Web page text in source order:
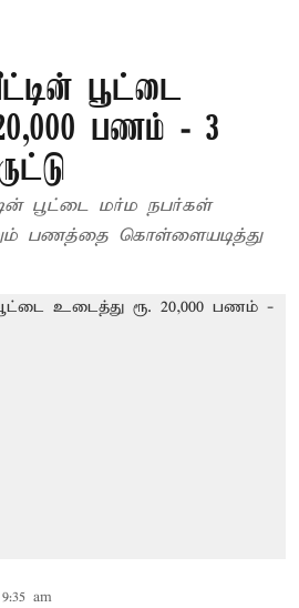
பூட்டை
பணம் - 3
பூட்டை மர்ம நபர்கள்
am